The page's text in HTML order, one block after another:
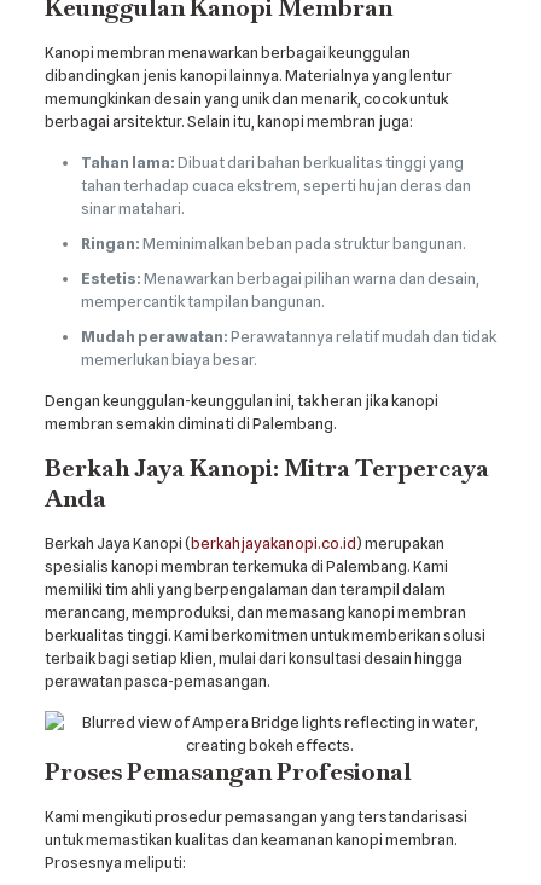
Keunggulan Kanopi Membran
Kanopi membran menawarkan berbagai keunggulan
dibandingkan jenis kanopi lainnya. Materialnya yang lentur
memungkinkan desain yang unik dan menarik, cocok untuk
berbagai arsitektur. Selain itu, kanopi membran juga:
Tahan lama:Dibuat dari bahan berkualitas tinggi yang
tahan terhadap cuaca ekstrem, seperti hujan deras dan
sinar matahari.
Ringan:Meminimalkan beban pada struktur bangunan.
Estetis:Menawarkan berbagai pilihan warna dan desain,
mempercantik tampilan bangunan.
Mudah perawatan:Perawatannya relatif mudah dan tidak
memerlukan biaya besar.
Dengan keunggulan-keunggulan ini, tak heran jika kanopi
membran semakin diminati di Palembang.
Berkah Jaya Kanopi: Mitra Terpercaya
Anda
Berkah Jaya Kanopi (berkahjayakanopi.co.id) merupakan
spesialis kanopi membran terkemuka di Palembang. Kami
memiliki tim ahli yang berpengalaman dan terampil dalam
merancang, memproduksi, dan memasang kanopi membran
berkualitas tinggi. Kami berkomitmen untuk memberikan solusi
terbaik bagi setiap klien, mulai dari konsultasi desain hingga
perawatan pasca-pemasangan.
Proses Pemasangan Profesional
Kami mengikuti prosedur pemasangan yang terstandarisasi
untuk memastikan kualitas dan keamanan kanopi membran.
Prosesnya meliputi: